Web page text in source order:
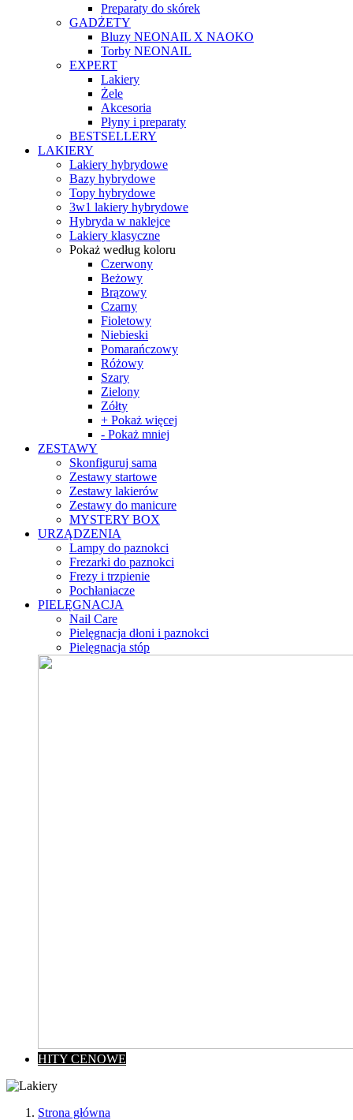
Preparaty do skórek
GADŻETY
Bluzy NEONAIL X NAOKO
Torby NEONAIL
EXPERT
Lakiery
Żele
Akcesoria
Płyny i preparaty
BESTSELLERY
LAKIERY
Lakiery hybrydowe
Bazy hybrydowe
Topy hybrydowe
3w1 lakiery hybrydowe
Hybryda w naklejce
Lakiery klasyczne
Pokaż według koloru
Czerwony
Beżowy
Brązowy
Czarny
Fioletowy
Niebieski
Pomarańczowy
Różowy
Szary
Zielony
Zółty
+ Pokaż więcej
- Pokaż mniej
ZESTAWY
Skonfiguruj sama
Zestawy startowe
Zestawy lakierów
Zestawy do manicure
MYSTERY BOX
URZĄDZENIA
Lampy do paznokci
Frezarki do paznokci
Frezy i trzpienie
Pochłaniacze
PIELĘGNACJA
Nail Care
Pielęgnacja dłoni i paznokci
Pielęgnacja stóp
HITY CENOWE
Strona główna